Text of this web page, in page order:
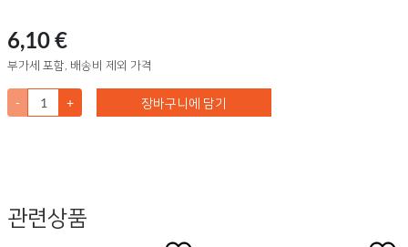
6,10 €
부가세 포함, 배송비 제외 가격
- + 장바구니에 담기
관련상품